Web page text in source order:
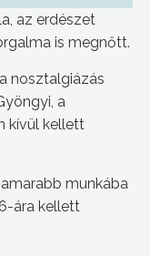
az erdészet
is megnőtt.
nosztalgiázás
a
kívül kellett
munkába
ára kellett